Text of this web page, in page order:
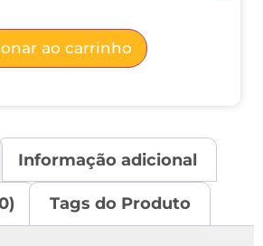
ao carrinho
Informação adicional
Tags do Produto